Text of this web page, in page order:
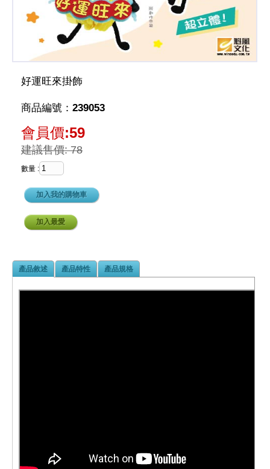
好運旺來掛飾
商品編號：239053
會員價:59
建議售價: 78
數量 :
加入我的購物車
加入最愛
產品敘述 產品特性 產品規格